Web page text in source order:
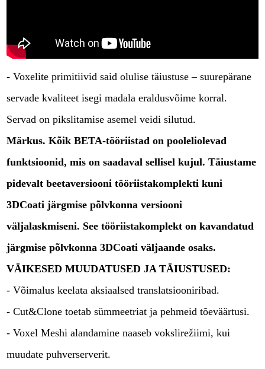
- Voxelite primitiivid said olulise täiustuse – suurepärane
servade kvaliteet isegi madala eraldusvõime korral.
Servad on pikslitamise asemel veidi silutud.
Märkus. Kõik BETA-tööriistad on pooleliolevad
funktsioonid, mis on saadaval sellisel kujul. Täiustame
pidevalt beetaversiooni tööriistakomplekti kuni
3DCoati järgmise põlvkonna versiooni
väljalaskmiseni. See tööriistakomplekt on kavandatud
järgmise põlvkonna 3DCoati väljaande osaks.
VÄIKESED MUUDATUSED JA TÄIUSTUSED:
- Võimalus keelata aksiaalsed translatsiooniribad.
- Cut&Clone toetab sümmeetriat ja pehmeid tõeväärtusi.
- Voxel Meshi alandamine naaseb vokslirežiimi, kui
muudate puhverserverit.